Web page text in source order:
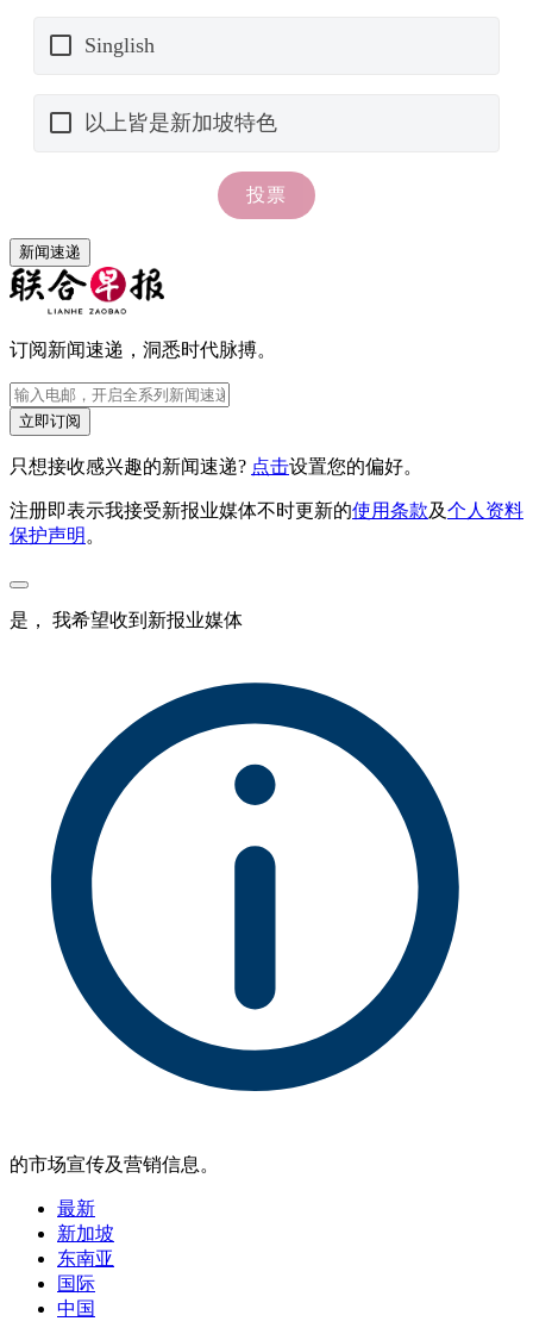
新闻速递
订阅新闻速递，洞悉时代脉搏。
立即订阅
只想接收感兴趣的新闻速递? 点击设置您的偏好。
注册即表示我接受新报业媒体不时更新的使用条款及个人资料
保护声明 。
是， 我希望收到新报业媒体
的市场宣传及营销信息。
最新
新加坡
东南亚
国际
中国